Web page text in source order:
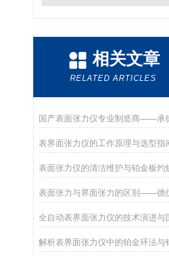
相关文章
RELATED ARTICLES